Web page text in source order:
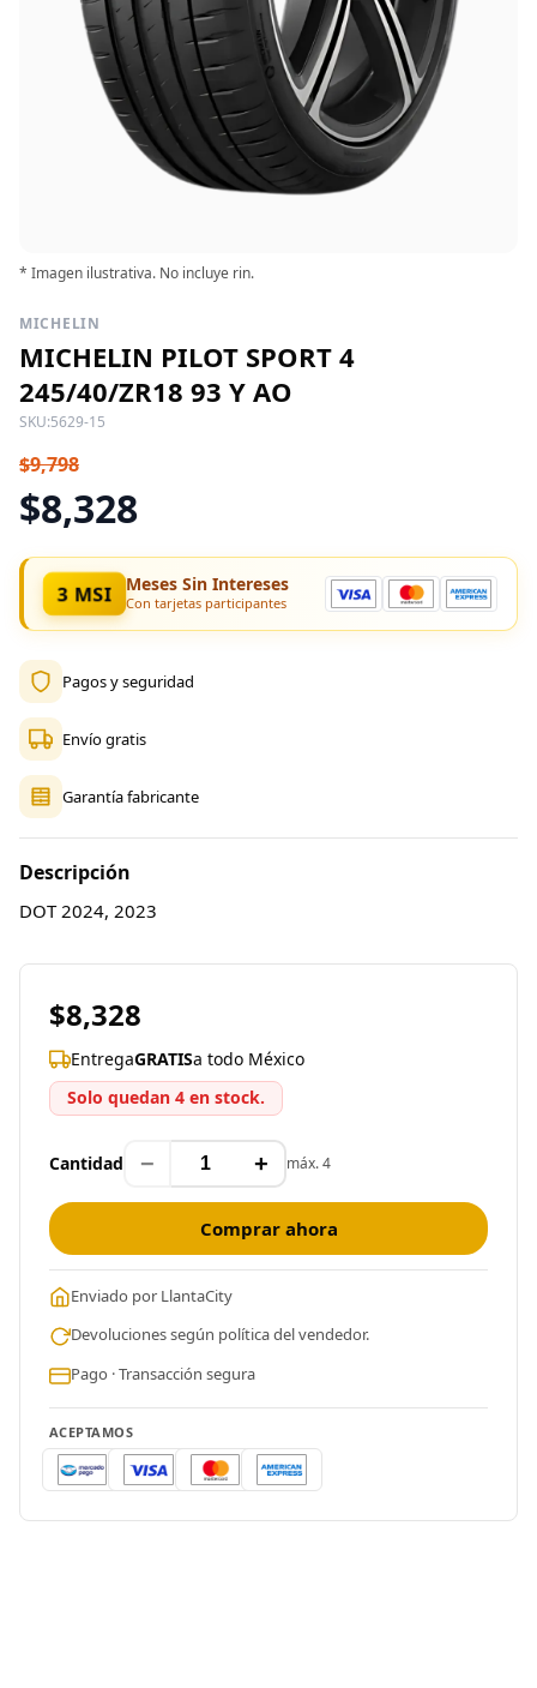
* Imagen ilustrativa. No incluye rin.
MICHELIN
MICHELIN PILOT SPORT 4
245/40/ZR18 93 Y AO
SKU:5629-15
$9,798
$8,328
3 MSI Meses Sin Intereses
Con tarjetas participantes
Pagos y seguridad
Envío gratis
Garantía fabricante
Descripción
DOT 2024, 2023
$8,328
EntregaGRATISa todo México
Solo quedan 4 en stock.
Cantidad − + máx. 4
Comprar ahora
Enviado por LlantaCity
Devoluciones según política del vendedor.
Pago · Transacción segura
ACEPTAMOS